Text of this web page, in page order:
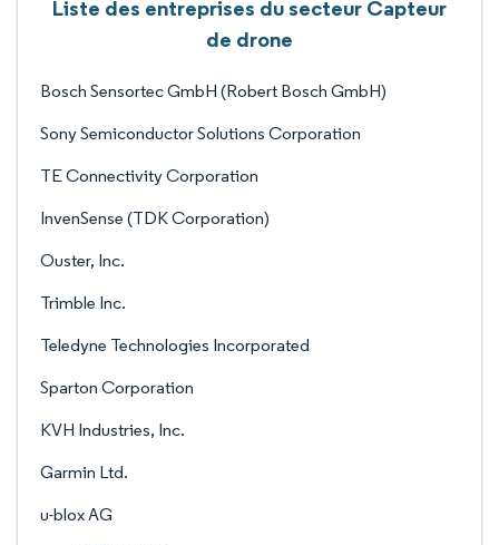
Liste des entreprises du secteur Capteur
de drone
Bosch Sensortec GmbH (Robert Bosch GmbH)
Sony Semiconductor Solutions Corporation
TE Connectivity Corporation
InvenSense (TDK Corporation)
Ouster, Inc.
Trimble Inc.
Teledyne Technologies Incorporated
Sparton Corporation
KVH Industries, Inc.
Garmin Ltd.
u-blox AG